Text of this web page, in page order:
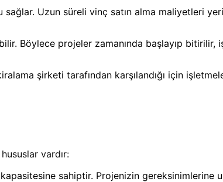
Uzun süreli vinç satın alma maliyetleri
Böylece projeler zamanında başlayıp bitirilir,
şirketi tarafından karşılandığı için
vardır:
sahiptir. Projenizin gereksinimlerine